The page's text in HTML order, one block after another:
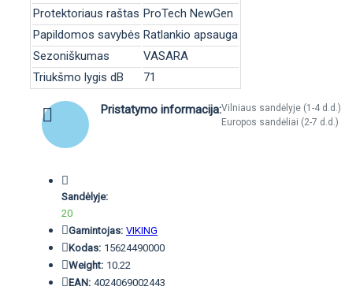
Protektoriaus raštas ProTech NewGen
Papildomos savybės Ratlankio apsauga
Sezoniškumas
VASARA
Triukšmo lygis dB
71
Pristatymo informacija:Vilniaus sandėlyje (1-4 d.d.)
Europos sandėliai (2-7 d.d.)
Sandėlyje:
20
Gamintojas: VIKING
Kodas: 15624490000
Weight: 10.22
EAN: 4024069002443